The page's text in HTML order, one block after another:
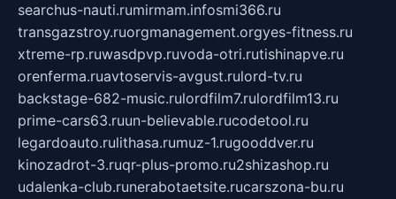
searchus-nauti.rumirmam.infosmi366.ru
transgazstroy.ruorgmanagement.orgyes-fitness.ru
xtreme-rp.ruwasdpvp.ruvoda-otri.rutishinapve.ru
orenferma.ruavtoservis-avgust.rulord-tv.ru
backstage-682-music.rulordfilm7.rulordfilm13.ru
prime-cars63.ruun-believable.rucodetool.ru
legardoauto.rulithasa.rumuz-1.rugooddver.ru
kinozadrot-3.ruqr-plus-promo.ru2shizashop.ru
udalenka-club.runerabotaetsite.rucarszona-bu.ru